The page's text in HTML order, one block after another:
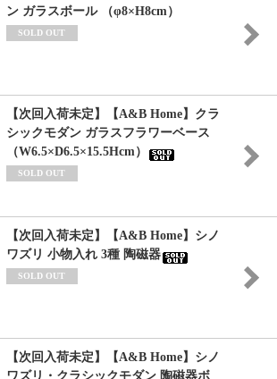
ン ガラスボール （φ8×H8cm）
SOLD OUT
【次回入荷未定】【A&B Home】クラ
シックモダン ガラスフラワーベース
（W6.5×D6.5×15.5Hcm）
SOLD OUT
【次回入荷未定】【A&B Home】シノ
ワズリ 小物入れ 3種 陶磁器
SOLD OUT
【次回入荷未定】【A&B Home】シノ
ワズリ・クラシックモダン 陶磁器ボ